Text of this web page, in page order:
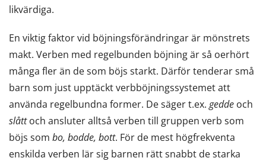
likvärdiga.
En viktig faktor vid böjningsförändringar är mönstrets
makt. Verben med regelbunden böjning är så oerhört
många fler än de som böjs starkt. Därför tenderar små
barn som just upptäckt verbböjningssystemet att
använda regelbundna former. De säger t.ex. gedde och
slåttoch ansluter alltså verben till gruppen verb som
böjs som bo, bodde, bott. För de mest högfrekventa
enskilda verben lär sig barnen rätt snabbt de starka